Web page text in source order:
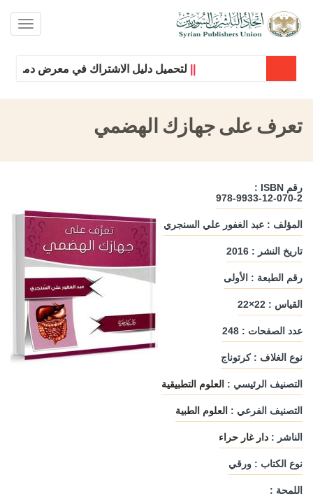
لتحميل دليل الاشتراك في معرض دمشق
تعرف على جهازك الهضمي
رقم ISBN :
978-9933-12-070-2
المؤلف : عبد الغفور علي السنجري
تاريخ النشر : 2016
رقم الطبعة : الأولى
القياس : 22×22
عدد الصفحات : 248
نوع الغلاف : كرتوناج
التصنيف الرئيسي : العلوم التطبيقية
التصنيف الفرعي : العلوم الطبية
الناشر : دار غار حراء
نوع الكتاب : ورقي
اللمحة :